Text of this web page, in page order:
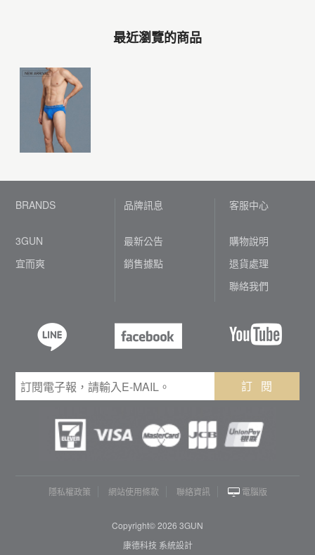
最近瀏覽的商品
BRANDS
3GUN
宜而爽
品牌訊息
最新公告
銷售據點
客服中心
購物說明
退貨處理
聯絡我們
訂 閱
隱私權政策 網站使用條款 聯絡資訊 電腦版
Copyright© 2026 3GUN
康德科技 系統設計